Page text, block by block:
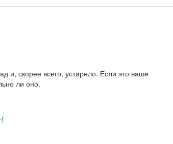
и, скорее всего, устарело. Если это ваше
ли оно.